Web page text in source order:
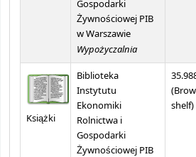
Gospodarki
Żywnościowej PIB
w Warszawie
Wypożyczalnia
Książki
Biblioteka
Instytutu
Ekonomiki
Rolnictwa i
Gospodarki
Żywnościowej PIB
(
shelf)